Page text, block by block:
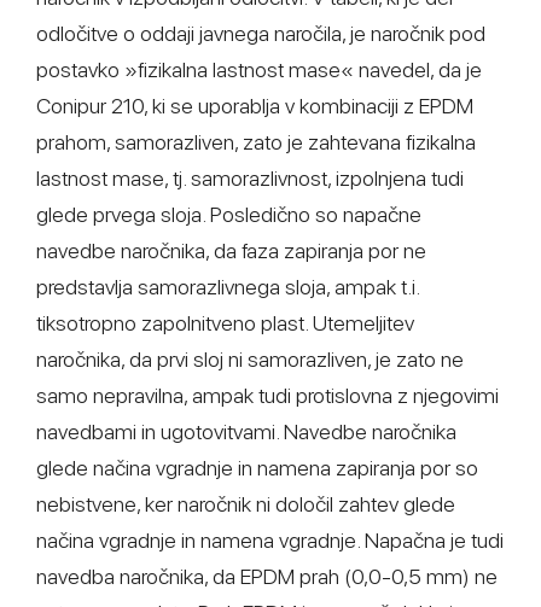
odločitve o oddaji javnega naročila, je naročnik pod
postavko »fizikalna lastnost mase« navedel, da je
Conipur 210, ki se uporablja v kombinaciji z EPDM
prahom, samorazliven, zato je zahtevana fizikalna
lastnost mase, tj. samorazlivnost, izpolnjena tudi
glede prvega sloja. Posledično so napačne
navedbe naročnika, da faza zapiranja por ne
predstavlja samorazlivnega sloja, ampak t.i.
tiksotropno zapolnitveno plast. Utemeljitev
naročnika, da prvi sloj ni samorazliven, je zato ne
samo nepravilna, ampak tudi protislovna z njegovimi
navedbami in ugotovitvami. Navedbe naročnika
glede načina vgradnje in namena zapiranja por so
nebistvene, ker naročnik ni določil zahtev glede
načina vgradnje in namena vgradnje. Napačna je tudi
navedba naročnika, da EPDM prah (0,0-0,5 mm) ne